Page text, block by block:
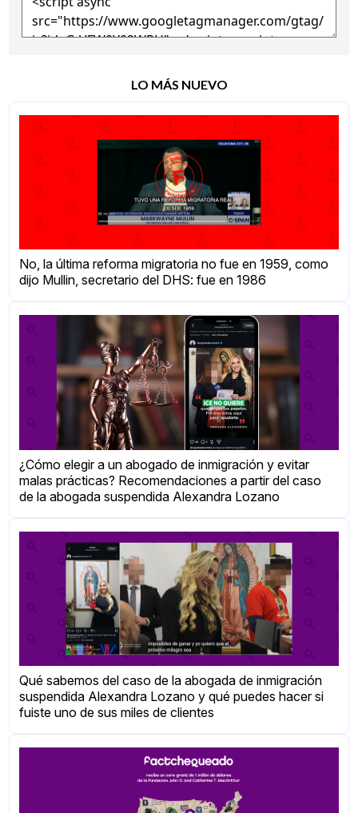
LO MÁS NUEVO
No, la última reforma migratoria no fue en 1959, como
dijo Mullin, secretario del DHS: fue en 1986
¿Cómo elegir a un abogado de inmigración y evitar
malas prácticas? Recomendaciones a partir del caso
de la abogada suspendida Alexandra Lozano
Qué sabemos del caso de la abogada de inmigración
suspendida Alexandra Lozano y qué puedes hacer si
fuiste uno de sus miles de clientes